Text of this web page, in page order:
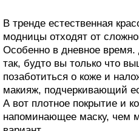
В тренде естественная
модницы отходят от
Особенно в дневное время.
так, будто вы только что
позаботиться о коже и
макияж, подчеркивающий
А вот плотное покрытие и
напоминающее маску, чем